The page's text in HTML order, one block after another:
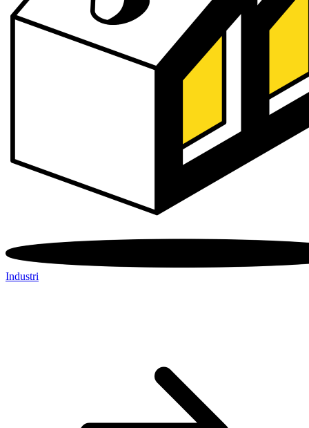
Industri